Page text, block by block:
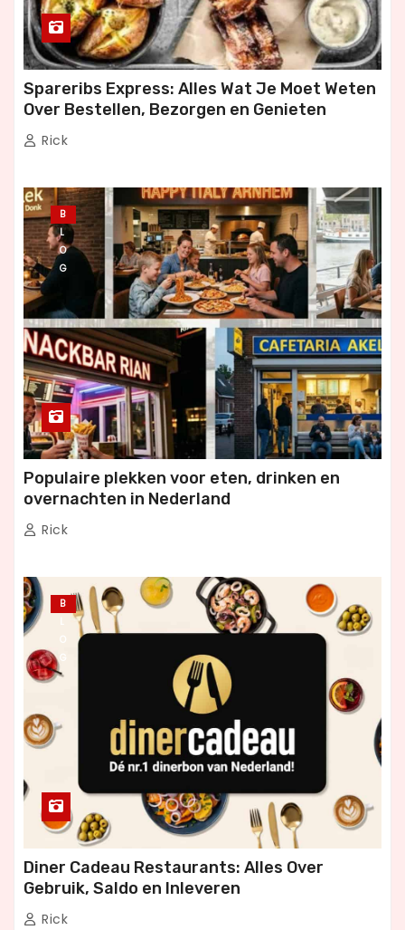
Spareribs Express: Alles Wat Je Moet Weten
Over Bestellen, Bezorgen en Genieten
Rick
B
L
O
G
Populaire plekken voor eten, drinken en
overnachten in Nederland
Rick
B
L
O
G
Diner Cadeau Restaurants: Alles Over
Gebruik, Saldo en Inleveren
Rick